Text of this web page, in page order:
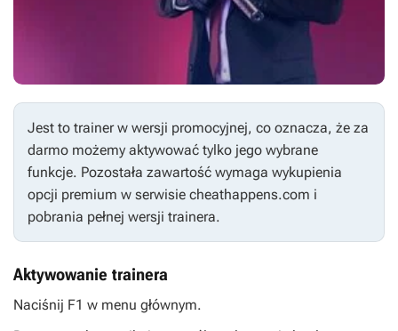
Jest to trainer w wersji promocyjnej, co oznacza, że za
darmo możemy aktywować tylko jego wybrane
funkcje. Pozostała zawartość wymaga wykupienia
opcji premium w serwisie cheathappens.com i
pobrania pełnej wersji trainera.
Aktywowanie trainera
Naciśnij F1 w menu głównym.